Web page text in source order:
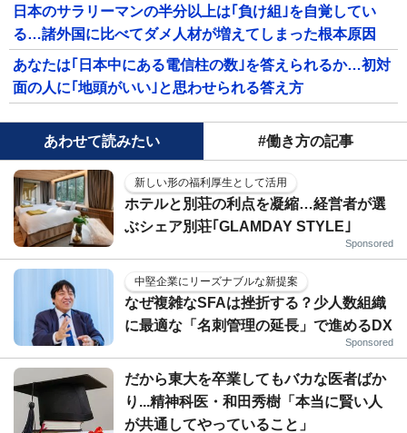
日本のサラリーマンの半分以上は｢負け組｣を自覚してい
る…諸外国に比べてダメ人材が増えてしまった根本原因
あなたは｢日本中にある電信柱の数｣を答えられるか…初対
面の人に｢地頭がいい｣と思わせられる答え方
あわせて読みたい #働き方の記事
新しい形の福利厚生として活用
ホテルと別荘の利点を凝縮…経営者が選
ぶシェア別荘｢GLAMDAY STYLE｣
Sponsored
中堅企業にリーズナブルな新提案
なぜ複雑なSFAは挫折する？少人数組織
に最適な「名刺管理の延長」で進めるDX
Sponsored
だから東大を卒業してもバカな医者ばか
り...精神科医・和田秀樹「本当に賢い人
が共通してやっていること」